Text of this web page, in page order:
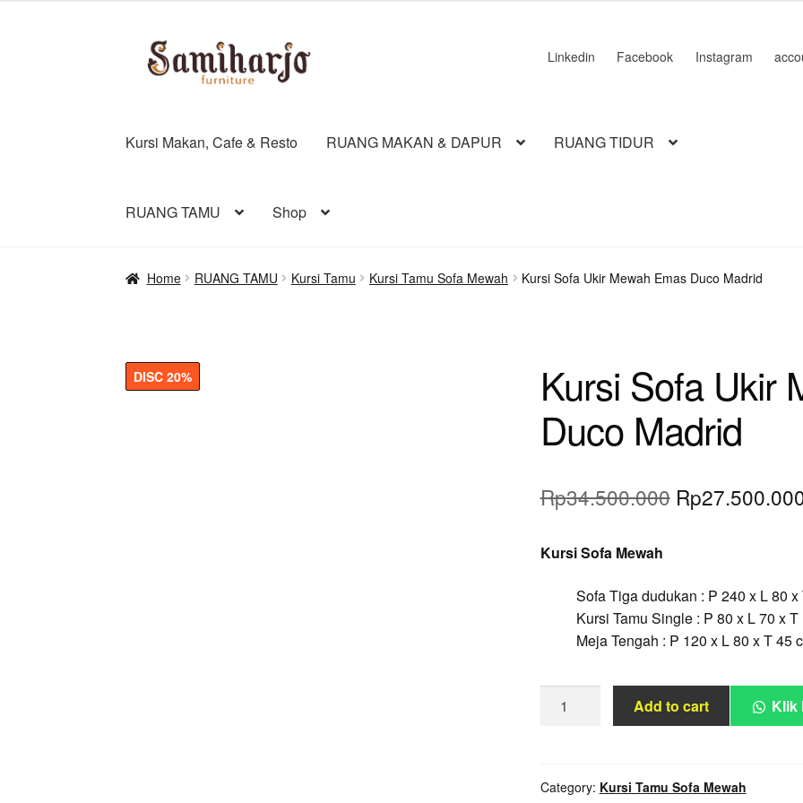
Skip
Skip
Linkedin Facebook Instagram
Kursi Makan, Cafe & Resto RUANG MAKAN & DAPUR RUANG TIDUR
RUANG TAMU Shop
Home RUANG TAMU Kursi Tamu Kursi Tamu Sofa Mewah Kursi Sofa Ukir Mewah Emas Duco Madrid
DISC 20%
Kursi Sofa Ukir
Duco Madrid
Rp34.500.000 Original
Rp
Kursi Sofa Mewah
Sofa Tiga dudukan : P 240 x L 80 x
Kursi Tamu Single : P 80 x L 70 x T
Meja Tengah : P 120 x L 80 x T 45
Sofa
Emas
Add to cart Klik
Category: Kursi Tamu Sofa Mewah